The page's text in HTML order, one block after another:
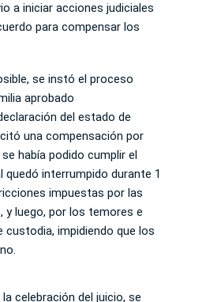
a iniciar acciones judiciales
para compensar los
se instó el proceso
aprobado
del estado de
una compensación por
había podido cumplir el
quedó interrumpido durante 1
impuestas por las
y luego, por los temores e
custodia, impidiendo que los
celebración del juicio, se